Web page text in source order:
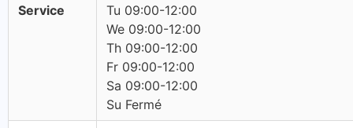
Service
Tu 09:00-12:00
We 09:00-12:00
Th 09:00-12:00
Fr 09:00-12:00
Sa 09:00-12:00
Su Fermé